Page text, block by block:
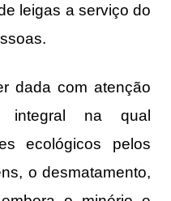
leigas a serviço do
dada com atenção
integral na qual
ecológicos pelos
o desmatamento,